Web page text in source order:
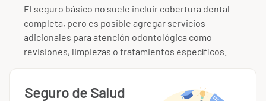
El seguro básico no suele incluir cobertura dental
completa, pero es posible agregar servicios
adicionales para atención odontológica como
revisiones, limpiezas o tratamientos específicos.
Seguro de Salud